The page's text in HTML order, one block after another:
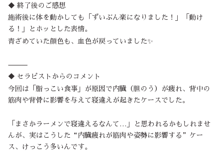
◆ 終了後のご感想
施術後に体を動かしても「ずいぶん楽になりました！」「動け
る！」とホッとした表情。
青ざめていた顔色も、血色が戻っていました✨
⸻
◆ セラピストからのコメント
今回は「脂っこい食事」が原因で内臓（胆のう）が疲れ、背中の
筋肉や背骨に影響を与えて寝違えが起きたケースでした。
「まさかラーメンで寝違えるなんて…」と思われるかもしれませ
んが、実はこうした“内臓疲れが筋肉や姿勢に影響する”ケー
ス、けっこう多いんです。